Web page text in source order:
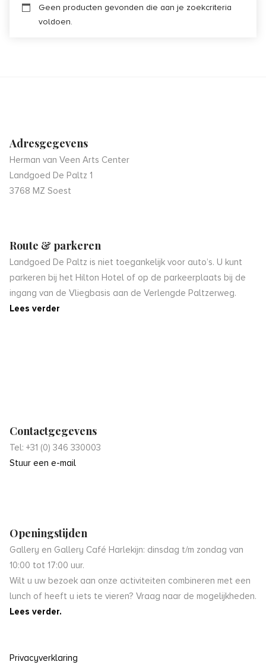
Geen producten gevonden die aan je zoekcriteria
voldoen.
Adresgegevens
Herman van Veen Arts Center
Landgoed De Paltz 1
3768 MZ Soest
Route & parkeren
Landgoed De Paltz is niet toegankelijk voor auto’s. U kunt
parkeren bij het Hilton Hotel of op de parkeerplaats bij de
ingang van de Vliegbasis aan de Verlengde Paltzerweg.
Lees verder
Contactgegevens
Tel: +31 (0) 346 330003
Stuur een e-mail
Openingstijden
Gallery en Gallery Café Harlekijn: dinsdag t/m zondag van
10:00 tot 17:00 uur.
Wilt u uw bezoek aan onze activiteiten combineren met een
lunch of heeft u iets te vieren? Vraag naar de mogelijkheden.
Lees verder.
Privacyverklaring